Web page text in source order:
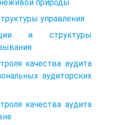
природы
управления
и структуры
качества аудита
аудиторских
качества аудита